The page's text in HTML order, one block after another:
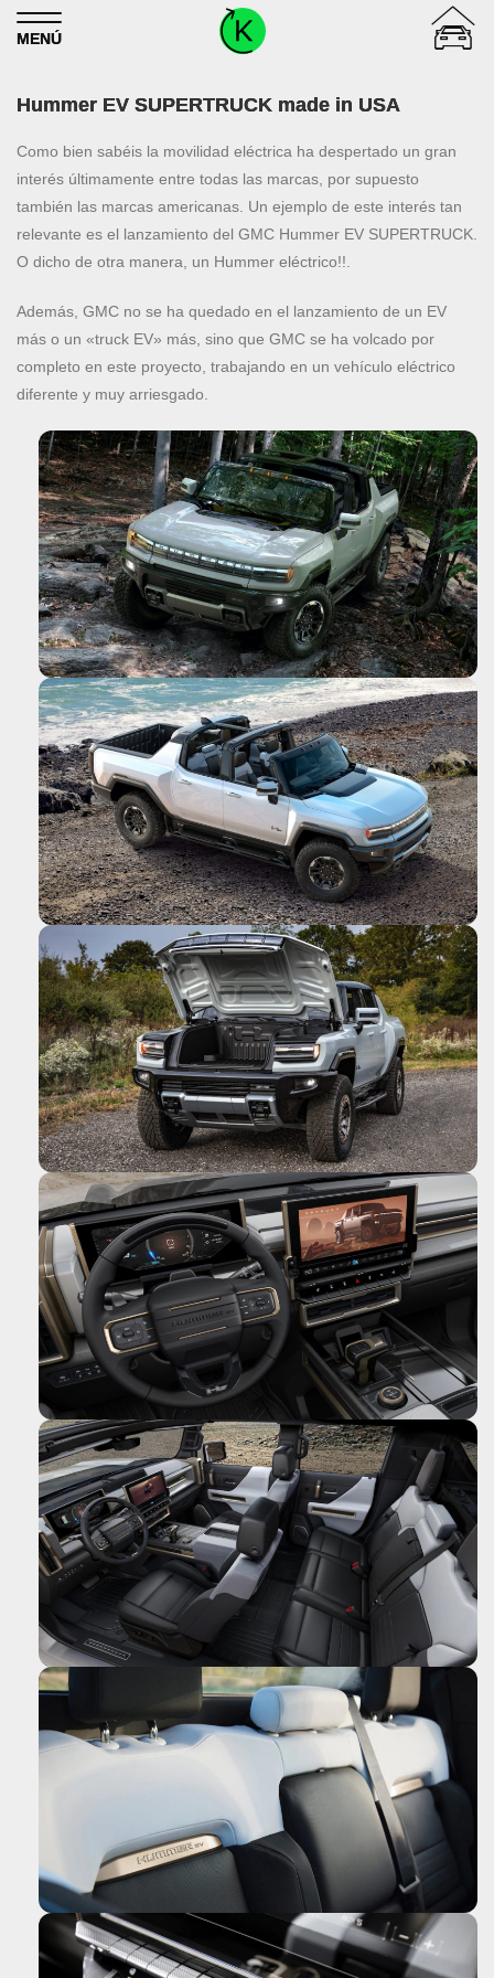
Skip to content
MENÚ
Hummer EV SUPERTRUCK made in USA
Como bien sabéis la movilidad eléctrica ha despertado un gran
interés últimamente entre todas las marcas, por supuesto
también las marcas americanas. Un ejemplo de este interés tan
relevante es el lanzamiento del GMC Hummer EV SUPERTRUCK.
O dicho de otra manera, un Hummer eléctrico!!.
Además, GMC no se ha quedado en el lanzamiento de un EV
más o un «truck EV» más, sino que GMC se ha volcado por
completo en este proyecto, trabajando en un vehículo eléctrico
diferente y muy arriesgado.